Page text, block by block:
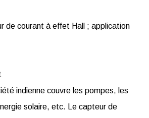
de courant à effet Hall ; application
indienne couvre les pompes, les
solaire, etc. Le capteur de